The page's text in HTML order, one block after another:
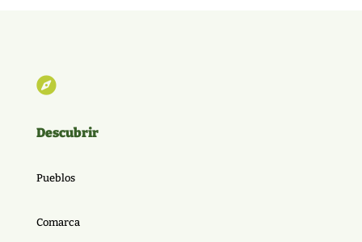

Descubrir
Pueblos
Comarca